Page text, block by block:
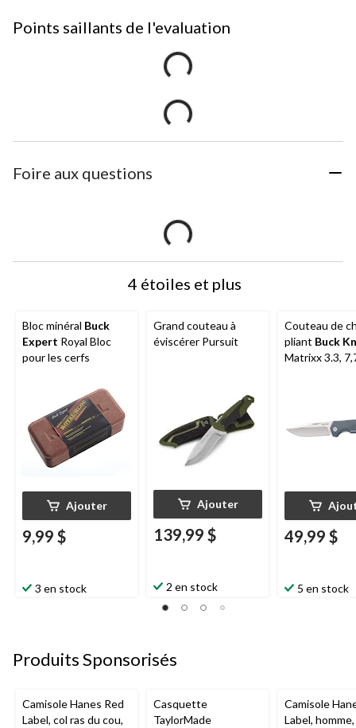
Points saillants de l'evaluation
Foire aux questions
4 étoiles et plus
Bloc minéral Buck
Expert Royal Bloc
pour les cerfs
Ajouter
9,99 $
3 en stock
Grand couteau à
éviscérer Pursuit
Ajouter
139,99 $
2 en stock
Couteau de
pliant Buck
Matrixx 3.3,
49,99 $
5 en stock
Produits Sponsorisés
Camisole Hanes Red
Label, col ras du cou,
Casquette
TaylorMade
Camisole
Label,